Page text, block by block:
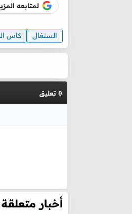
لمتابعه
السنغال كاس
0 تعليق
أخبار متعلقة